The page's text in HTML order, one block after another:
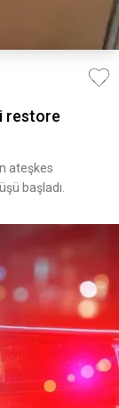
restore
ateşkes
başladı.